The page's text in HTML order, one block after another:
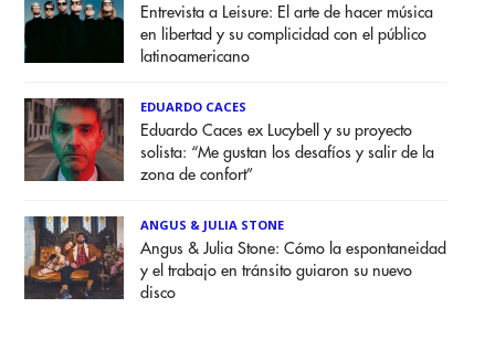
Entrevista a Leisure: El arte de hacer música
en libertad y su complicidad con el público
latinoamericano
EDUARDO CACES
Eduardo Caces ex Lucybell y su proyecto
solista: “Me gustan los desafíos y salir de la
zona de confort”
ANGUS & JULIA STONE
Angus & Julia Stone: Cómo la espontaneidad
y el trabajo en tránsito guiaron su nuevo
disco